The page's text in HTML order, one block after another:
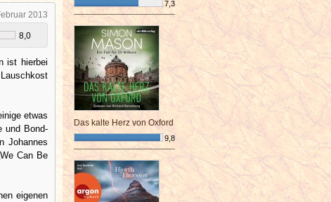
2013
8,0
ist hierbei
etwas
und Bond-
Johannes
Can Be
eigenen
7,3
¯¯¯¯¯¯¯¯¯¯¯¯¯¯¯¯¯¯¯¯¯¯¯¯
Das kalte Herz von Oxford
9,8
¯¯¯¯¯¯¯¯¯¯¯¯¯¯¯¯¯¯¯¯¯¯¯¯